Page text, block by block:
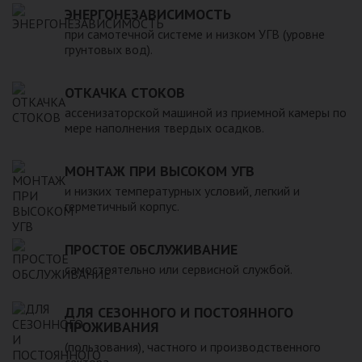
реализуемой продукции присутствуют резервуары разных
видов и форм. Их объем варьируется в пределах от 20 до
200 000 литров. Мы предлагаем купить как полностью
изделия из пластика и стеклопластика. Вся продукция
изготовлена в соответствии с требованиями ГОСТ из
материалов, безопасных для людей и окружающей среды.
ЭНЕРГОНЕЗАВИСИМОСТЬ
при самотечной системе и низком УГВ (уровне
грунтовых вод).
ОТКАЧКА СТОКОВ
ассенизаторской машиной из приемной камеры по
мере наполнения твердых осадков.
МОНТАЖ ПРИ ВЫСОКОМ УГВ
и низких температурных условий, легкий и
герметичный корпус.
ПРОСТОЕ ОБСЛУЖИВАНИЕ
самостоятельно или сервисной службой.
ДЛЯ СЕЗОННОГО И ПОСТОЯННОГО
ПРОЖИВАНИЯ
(пользования), частного и производственного